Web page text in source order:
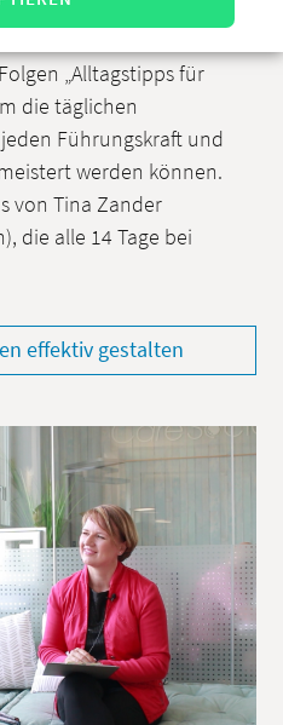
„Alltagstipps für
die täglichen
Führungskraft und
werden können.
von Tina Zander
die alle 14 Tage bei
effektiv gestalten